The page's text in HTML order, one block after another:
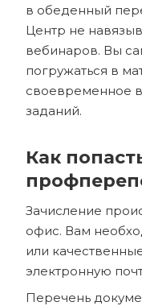
в обеденный
Центр не
вебинаров. Вы
погружаться в
своевременное
заданий.
Как
Зачисление
офис. Вам
или
электронную
Перечень